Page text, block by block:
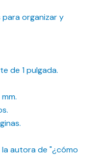
para organizar y
de 1 pulgada.
autora de "¿cómo